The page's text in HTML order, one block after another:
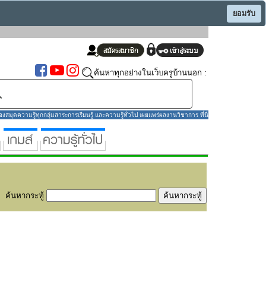
ยอมรับ
ค้นหาทุกอย่างในเว็บครูบ้านนอก :
มุดความรู้ทุกกลุ่มสาระการเรียนรู้ และความรู้ทั่วไป เผยแพร่ผลงานวิชาการ ที่นี่
ค้นหากระทู้